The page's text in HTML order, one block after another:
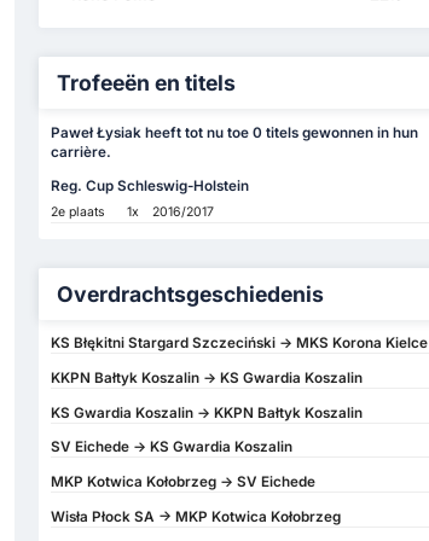
Trofeeën en titels
Paweł Łysiak heeft tot nu toe 0 titels gewonnen in hun
carrière.
Reg. Cup Schleswig-Holstein
2e plaats 1x 2016/2017
Overdrachtsgeschiedenis
KS Błękitni Stargard Szczeciński -> MKS Korona Kielce
KKPN Bałtyk Koszalin -> KS Gwardia Koszalin
KS Gwardia Koszalin -> KKPN Bałtyk Koszalin
SV Eichede -> KS Gwardia Koszalin
MKP Kotwica Kołobrzeg -> SV Eichede
Wisła Płock SA -> MKP Kotwica Kołobrzeg